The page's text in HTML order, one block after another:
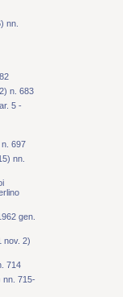
nn.
n. 683
5 -
697
nn.
gen.
nov. 2)
714
nn. 715-